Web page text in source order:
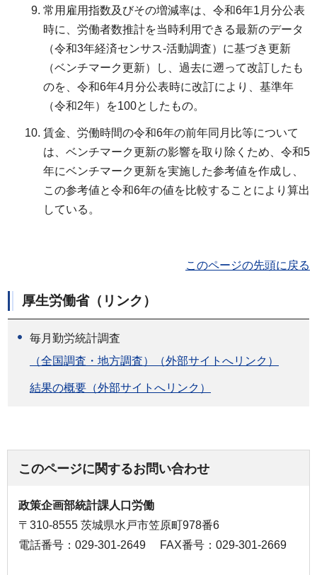
常用雇用指数及びその増減率は、令和6年1月分公表
時に、労働者数推計を当時利用できる最新のデータ
（令和3年経済センサス-活動調査）に基づき更新
（ベンチマーク更新）し、過去に遡って改訂したも
のを、令和6年4月分公表時に改訂により、基準年
（令和2年）を100としたもの。
賃金、労働時間の令和6年の前年同月比等について
は、ベンチマーク更新の影響を取り除くため、令和5
年にベンチマーク更新を実施した参考値を作成し、
この参考値と令和6年の値を比較することにより算出
している。
このページの先頭に戻る
厚生労働省（リンク）
毎月勤労統計調査
（全国調査・地方調査）（外部サイトへリンク）
結果の概要（外部サイトへリンク）
このページに関するお問い合わせ
政策企画部統計課人口労働
〒310-8555 茨城県水戸市笠原町978番6
電話番号：029-301-2649
FAX番号：029-301-2669